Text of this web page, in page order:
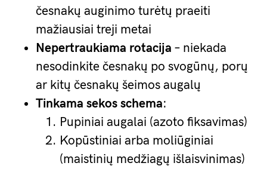
česnakų auginimo turėtų praeiti
mažiausiai treji metai
Nepertraukiama rotacija – niekada
nesodinkite česnakų po svogūnų, porų
ar kitų česnakų šeimos augalų
Tinkama sekos schema:
Pupiniai augalai (azoto fiksavimas)
Kopūstiniai arba moliūginiai
(maistinių medžiagų išlaisvinimas)